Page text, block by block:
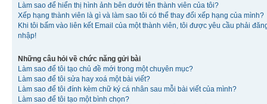
Làm sao để hiển thị hình ảnh bên dưới tên thành viên của tôi?
Xếp hạng thành viên là gì và làm sao tôi có thể thay đổi xếp hạng của mình?
Khi tôi bấm vào liên kết Email của một thành viên, tôi được yêu cầu phải
nhập!
Những câu hỏi về chức năng gửi bài
Làm sao để tôi tạo chủ đề mới trong một chuyên mục?
Làm sao để tôi sửa hay xoá một bài viết?
Làm sao để tôi đính kèm chữ ký cá nhân sau mỗi bài viết của mình?
Làm sao để tôi tạo một bình chọn?